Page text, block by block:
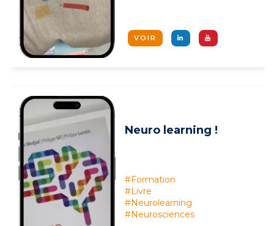
VOIR
Neuro learning !
#Formation
#Livre
#Neurolearning
#Neurosciences